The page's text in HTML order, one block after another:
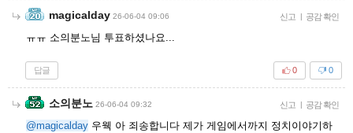
magicalday 26-06-04 09:06 신고 | 공감 확인
ㅠㅠ 소의분노님 투표하셨나요...
답글 0
0
소의분노 26-06-04 09:32 신고 | 공감 확인
@magicalday 우웩 아 죄송합니다 제가 게임에서까지 정치이야기하